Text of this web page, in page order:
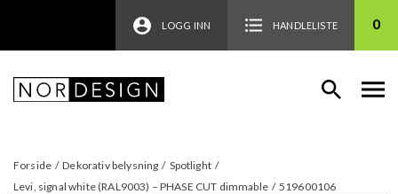
LOGG INN HANDLELISTE 0
Forside / Dekorativ belysning / Spotlight /
Levi, signal white (RAL9003) – PHASE CUT dimmable / 519600106